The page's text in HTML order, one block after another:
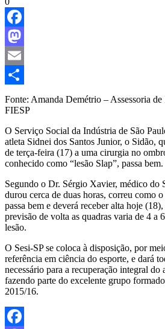
Facebook
Mastodon
Email
Share
Fonte: Amanda Demétrio – Assessoria
FIESP
O Serviço Social da Indústria de São
atleta Sidnei dos Santos Junior, o Sidão,
de terça-feira (17) a uma cirurgia no
conhecido como “lesão Slap”, passa bem.
Segundo o Dr. Sérgio Xavier, médico do
durou cerca de duas horas, correu como
passa bem e deverá receber alta hoje
previsão de volta as quadras varia de 4 a
lesão.
O Sesi-SP se coloca à disposição, por
referência em ciência do esporte, e dará
necessário para a recuperação integral do
fazendo parte do excelente grupo
2015/16.